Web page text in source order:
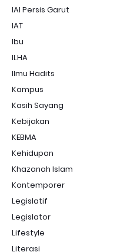
IAI Persis Garut
IAT
Ibu
ILHA
Ilmu Hadits
Kampus
Kasih Sayang
Kebijakan
KEBMA
Kehidupan
Khazanah Islam
Kontemporer
Legislatif
Legislator
Lifestyle
Literasi